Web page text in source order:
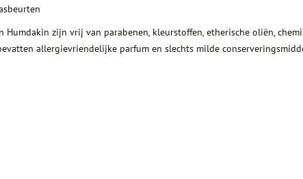
Humdakin zijn vrij van parabenen, kleurstoffen, etherische oliën,
allergievriendelijke parfum en slechts milde